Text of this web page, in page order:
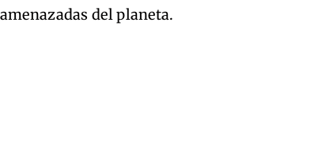
del planeta.